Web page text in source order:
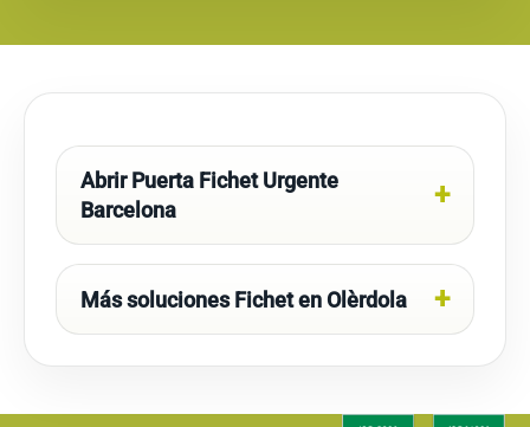
Abrir Puerta Fichet Urgente
Barcelona
Más soluciones Fichet en Olèrdola